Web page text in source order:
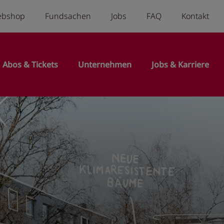
menu
Fundsachen Jobs FAQ Kontakt
Abos & Tickets Unternehmen Jobs & Karriere